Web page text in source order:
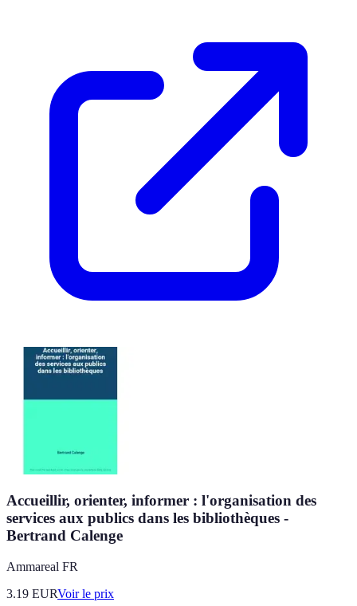
Accueillir, orienter, informer : l'organisation des
services aux publics dans les bibliothèques -
Bertrand Calenge
Ammareal FR
3.19 EURVoir le prix